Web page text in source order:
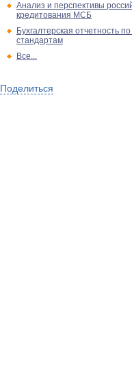
Анализ и перспективы
кредитования МСБ
Бухгалтерская отчетность
стандартам
Все...
Поделиться